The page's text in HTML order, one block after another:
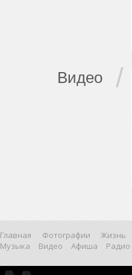
Видео /
Главная Фотографии Жизнь
Музыка
Видео Афиша Радио